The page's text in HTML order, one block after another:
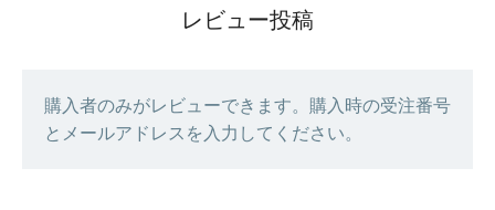
レビュー投稿
購入者のみがレビューできます。購入時の受注番号
とメールアドレスを入力してください。